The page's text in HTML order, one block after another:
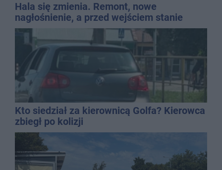
Hala się zmienia. Remont, nowe
nagłośnienie, a przed wejściem stanie
QEMETICA ARENA
Kto siedział za kierownicą Golfa? Kierowca
zbiegł po kolizji